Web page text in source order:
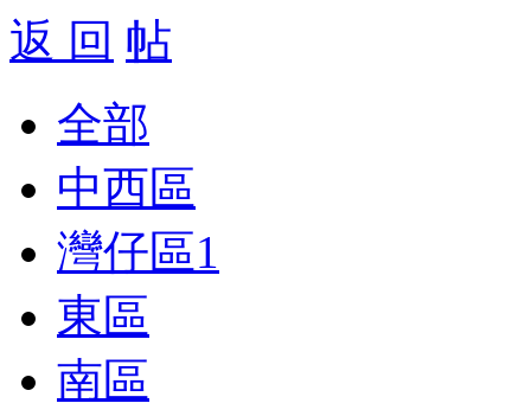
返 回
全部
中西區
灣仔區1
東區
南區